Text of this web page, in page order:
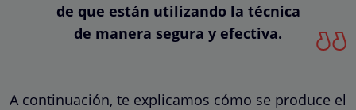
de que están utilizando la técnica
de manera segura y efectiva.
A continuación, te explicamos cómo se produce el